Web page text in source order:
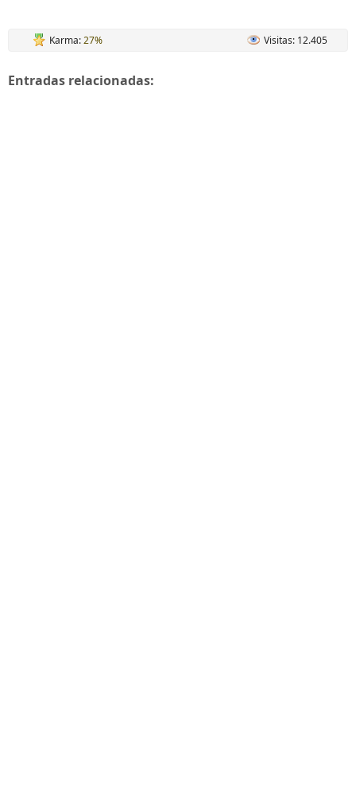
Karma:27% Visitas: 12.405
Entradas relacionadas: